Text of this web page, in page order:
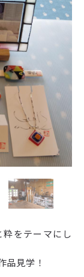
をテーマにし
品見学！